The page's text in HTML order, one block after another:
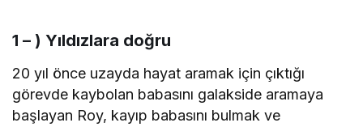
1 – ) Yıldızlara doğru
20 yıl önce uzayda hayat aramak için çıktığı
görevde kaybolan babasını galakside aramaya
başlayan Roy, kayıp babasını bulmak ve